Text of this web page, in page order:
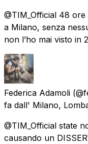
@TIM_Official 48
a Milano, senza
non l’ho mai visto in
Federica Adamoli
fa dall' Milano,
@TIM_Official state
causando un